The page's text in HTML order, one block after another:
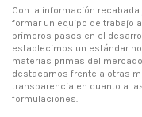
Con la información
formar un equipo de trabajo
primeros pasos en el
establecimos un estándar
materias primas del
destacarnos frente a otras
transparencia en cuanto a
formulaciones.